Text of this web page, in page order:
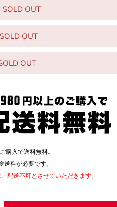
SOLD OUT
OUT
OUT
購入で送料無料。
料が必要です。
配送不可とさせていただきます。